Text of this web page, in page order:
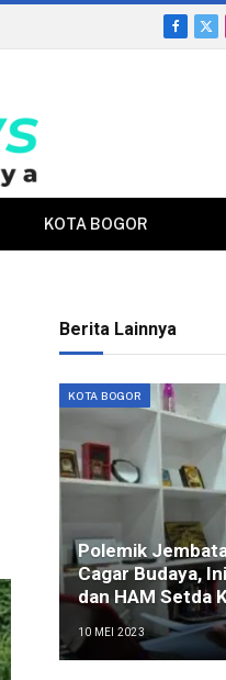
X
KOTA BOGOR
Berita Lainnya
KOTA BOGOR
Polemik
Cagar Budaya,
dan HAM Setda
10 MEI 2023